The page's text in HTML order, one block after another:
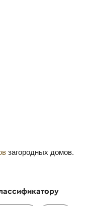
загородных домов.